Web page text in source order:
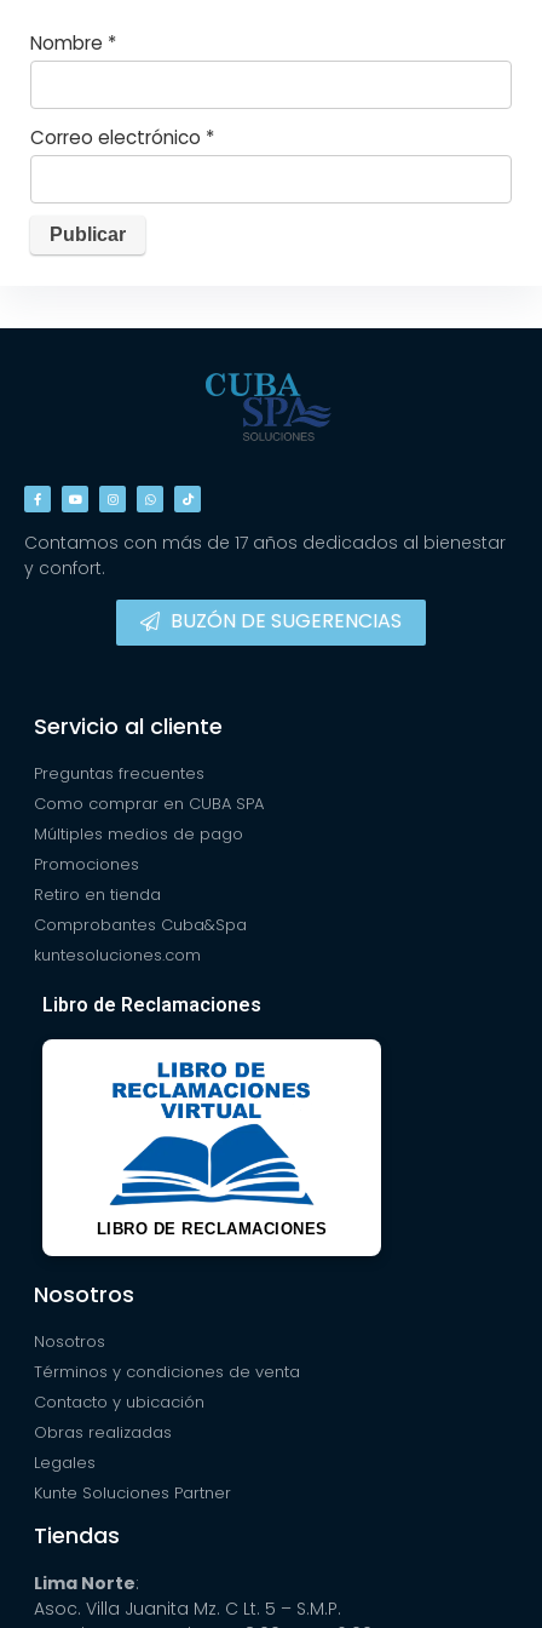
Nombre *
Correo electrónico *
Contamos con más de 17 años dedicados al bienestar
y confort.
BUZÓN DE SUGERENCIAS
Servicio al cliente
Preguntas frecuentes
Como comprar en CUBA SPA
Múltiples medios de pago
Promociones
Retiro en tienda
Comprobantes Cuba&Spa
kuntesoluciones.com
Libro de Reclamaciones
LIBRO DE RECLAMACIONES
Nosotros
Nosotros
Términos y condiciones de venta
Contacto y ubicación
Obras realizadas
Legales
Kunte Soluciones Partner
Tiendas
Lima Norte:
Asoc. Villa Juanita Mz. C Lt. 5 – S.M.P.